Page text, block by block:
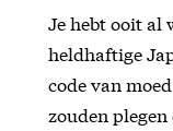
Je hebt ooit al
heldhaftige
code van
zouden